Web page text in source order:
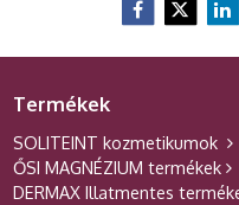
Termékek
SOLITEINT kozmetikumok
ŐSI MAGNÉZIUM termékek
DERMAX Illatmentes